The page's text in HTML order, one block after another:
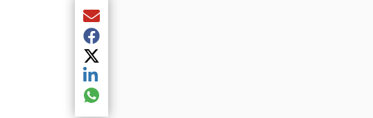
Compartir el artículo actual mediante Email
Compartir el artículo actual mediante Facebook
Compartir el artículo actual mediante Twitter
Compartir el artículo actual mediante LinkedIn
Compartir el artículo actual mediante global.social-whatsapp